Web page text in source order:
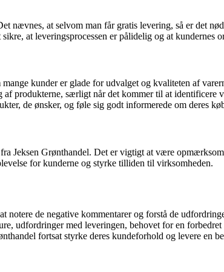
nævnes, at selvom man får gratis levering, så er det
at leveringsprocessen er pålidelig og at kundernes
kunder er glade for udvalget og kvaliteten af
produkterne, særligt når det kommer til at identificere
de ønsker, og føle sig godt informerede om deres
Jeksen Grønthandel. Det er vigtigt at være
for kunderne og styrke tilliden til virksomheden.
de negative kommentarer og forstå de
udfordringer med leveringen, behovet for en
fortsat styrke deres kundeforhold og levere en